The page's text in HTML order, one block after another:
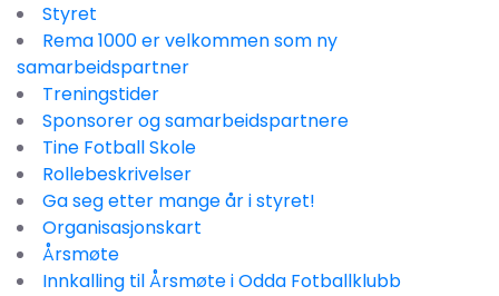
Styret
Rema 1000 er velkommen som ny
samarbeidspartner
Treningstider
Sponsorer og samarbeidspartnere
Tine Fotball Skole
Rollebeskrivelser
Ga seg etter mange år i styret!
Organisasjonskart
Årsmøte
Innkalling til Årsmøte i Odda Fotballklubb